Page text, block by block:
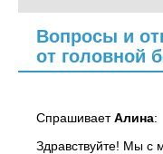
Вопросы и
от головной
СпрашиваетАлина:
Здравствуйте! Мы с